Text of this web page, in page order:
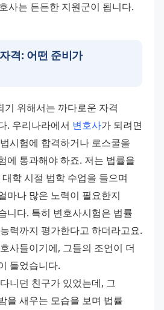
사는 든든한 지원군이 됩니다.
격: 어떤 준비가
기 위해서는 까다로운 자격
. 우리나라에서 변호사가 되려면
시험에 합격하거나 로스쿨을
에 통과해야 하죠. 저는 법률을
학 시절 법학 수업을 들으며
마나 많은 노력이 필요한지
니다. 특히 변호사시험은 법률
력까지 평가한다고 하더라고요.
사들이기에, 그들의 조언이 더
들었습니다.
니던 친구가 있었는데, 그
을 새우는 모습을 보며 법률